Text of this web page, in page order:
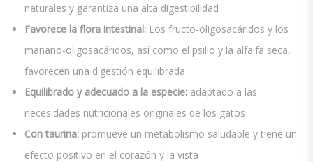
naturales y garantiza una alta digestibilidad
Favorece la flora intestinal: Los fructo-oligosacáridos y los
manano-oligosacáridos, así como el psilio y la alfalfa seca,
favorecen una digestión equilibrada
Equilibrado y adecuado a la especie: adaptado a las
necesidades nutricionales originales de los gatos
Con taurina: promueve un metabolismo saludable y tiene un
efecto positivo en el corazón y la vista